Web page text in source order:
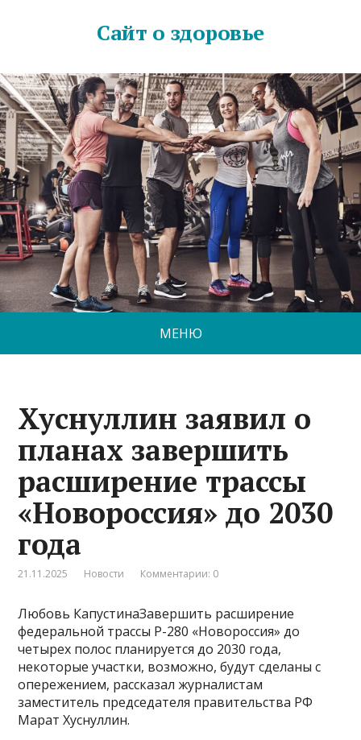
Сайт о здоровье
МЕНЮ
Хуснуллин заявил о
планах завершить
расширение трассы
«Новороссия» до 2030
года
21.11.2025 Новости Комментарии: 0
Любовь КапустинаЗавершить расширение
федеральной трассы Р-280 «Новороссия» до
четырех полос планируется до 2030 года,
некоторые участки, возможно, будут сделаны с
опережением, рассказал журналистам
заместитель председателя правительства РФ
Марат Хуснуллин.